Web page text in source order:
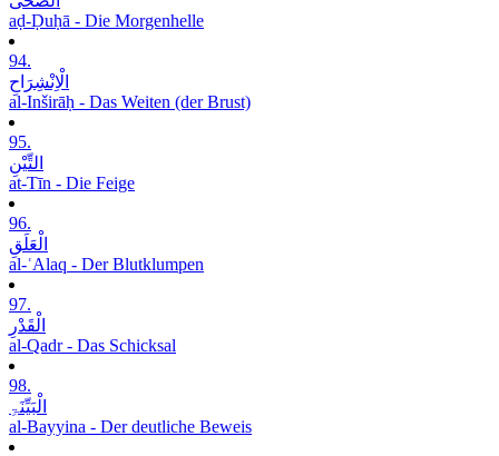
aḍ-Ḍuḥā - Die Morgenhelle
94.
الْاِنْشِرَاحِ
al-Inširāḥ - Das Weiten (der Brust)
95.
التِّیْنِ
at-Tīn - Die Feige
96.
الْعَلَقِ
al-ʿAlaq - Der Blutklumpen
97.
الْقَدْرِ
al-Qadr - Das Schicksal
98.
الْبَیِّنَۃِ
al-Bayyina - Der deutliche Beweis